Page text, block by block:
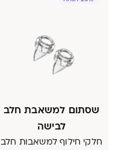
שסתום למשאבת חלב
לבישה
חלקי חילוף למשאבות חלב